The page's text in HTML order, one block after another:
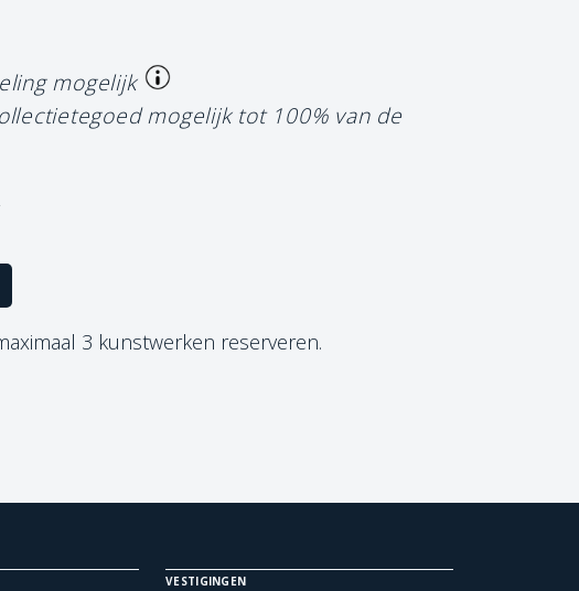
mogelijk
mogelijk tot 100% van de
3 kunstwerken reserveren.
VESTIGINGEN